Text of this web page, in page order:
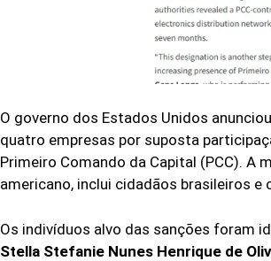
O governo dos Estados Unidos
quatro empresas por suposta
Primeiro Comando da Capital (PCC). A
americano, inclui cidadãos brasileiros e
Os indivíduos alvo das sanções foram
Stella Stefanie Nunes Henrique de